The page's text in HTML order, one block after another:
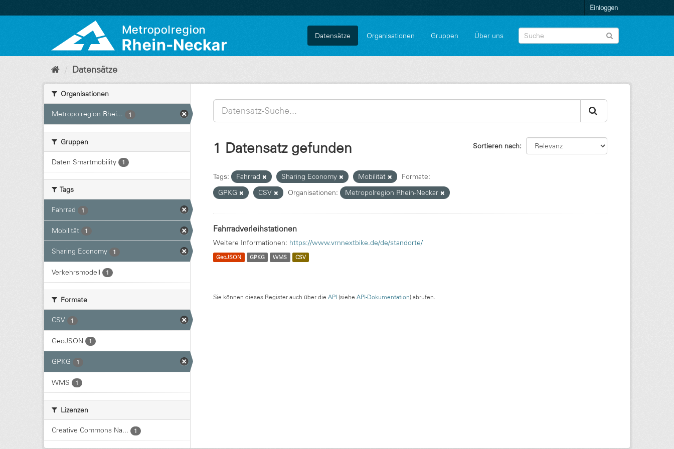
zum
Einloggen
Datensätze Organisationen Gruppen Über uns
Datensätze
Organisationen
Metropolregion Rhei... 1
Gruppen
Daten Smartmobility 1
Tags
Fahrrad 1
Mobilität 1
Sharing Economy 1
Verkehrsmodell 1
Formate
CSV 1
GeoJSON 1
GPKG 1
WMS 1
Lizenzen
Creative Commons Na... 1
Sortieren nach
1 Datensatz gefunden
Tags: Fahrrad Sharing Economy Mobilität
Formate:
GPKG
CSV Organisationen: Metropolregion Rhein-Neckar
Fahrradverleihstationen
Weitere Informationen: https://www.vrnnextbike.de/de/standorte/
GeoJSON GPKG WMS CSV
Sie können dieses Register auch über die API (siehe API-Dokumentation) abrufen.